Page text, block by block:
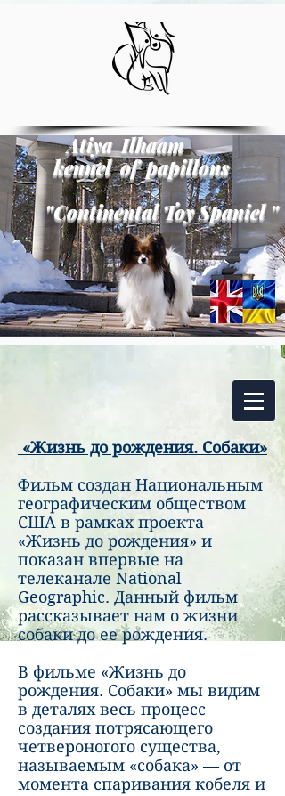
Atiya Ilhaam
kennel of papillons
"Continental Toy Spaniel "
«Жизнь до рождения. Собаки»
Фильм создан Национальным
географическим обществом
США в рамках проекта
«Жизнь до рождения» и
показан впервые на
телеканале National
Geographic. Данный фильм
рассказывает нам о жизни
собаки до ее рождения.
В фильме «Жизнь до
рождения. Собаки» мы видим
в деталях весь процесс
создания потрясающего
четвероногого существа,
называемым «собака» — от
момента спаривания кобеля и